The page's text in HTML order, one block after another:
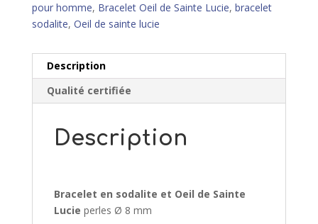
pour homme, Bracelet Oeil de Sainte Lucie, bracelet
sodalite, Oeil de sainte lucie
Description
Qualité certifiée
Description
Bracelet en sodalite et Oeil de Sainte
Lucie perles Ø 8 mm